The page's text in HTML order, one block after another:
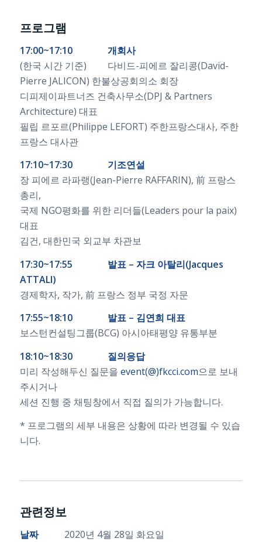
프로그램
17:00~17:10 개회사
(한국 시간 기준) 다비드-피에르 잘리콩(David-
Pierre JALICON) 한불상공회의소 회장
디피제이파트너즈 건축사무소(DPJ & Partners
Architecture) 대표
필립 르포르(Philippe LEFORT) 주한프랑스대사, 주한
프랑스 대사관
17:10~17:30 기조연설
장 피에르 라파랭(Jean-Pierre RAFFARIN), 前 프랑스
총리,
국제 NGO평화를 위한 리더들(Leaders pour la paix)
대표
김건, 대한민국 외교부 차관보
17:30~17:55 발표 – 자크 아탈리(Jacques
ATTALI)
경제학자, 작가, 前 프랑스 정부 국정 자문
17:55~18:10 발표 – 김연희 대표
보스턴컨설팅그룹(BCG) 아시아태평양 유통부분
18:10~18:30 질의응답
미리 작성해두신 질문을 event(@)fkcci.com으로 보내
주시거나
세션 진행 중 채팅창에서 직접 질의가 가능합니다.
* 프로그램의 세부 내용은 상황에 따라 변경될 수 있습
니다.
관련정보
날짜 2020년 4월 28일 화요일